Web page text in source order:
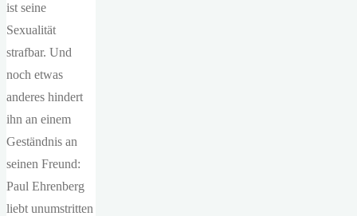
ist seine
Sexualität
strafbar. Und
noch etwas
anderes hindert
ihn an einem
Geständnis an
seinen Freund:
Paul Ehrenberg
liebt unumstritten